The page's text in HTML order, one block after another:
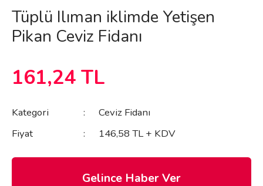
Tüplü Ilıman iklimde Yetişen
Pikan Ceviz Fidanı
161,24 TL
Kategori
Ceviz Fidanı
Fiyat
146,58 TL + KDV
Gelince Haber Ver